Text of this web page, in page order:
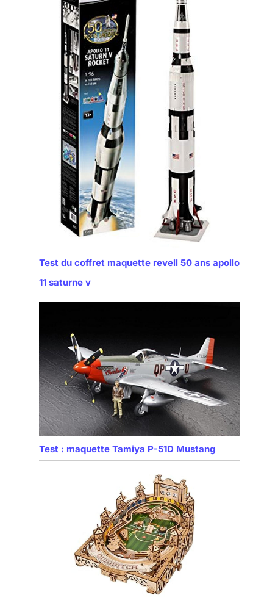
Test du coffret maquette revell 50 ans apollo
11 saturne v
Test : maquette Tamiya P-51D Mustang